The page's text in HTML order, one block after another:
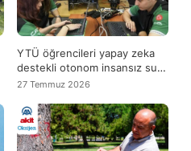
YTÜ öğrencileri yapay zeka
destekli otonom insansız su
altı aracı geliştirdi
27 Temmuz 2026